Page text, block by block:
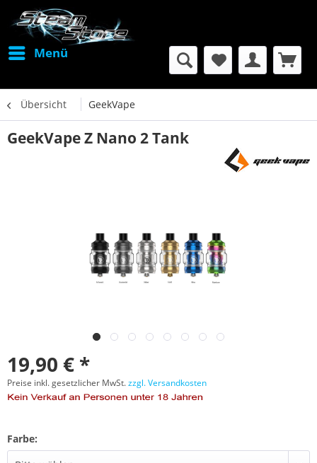
Menü
Übersicht GeekVape
GeekVape Z Nano 2 Tank
19,90 € *
Preise inkl. gesetzlicher MwSt.zzgl. Versandkosten
Farbe: